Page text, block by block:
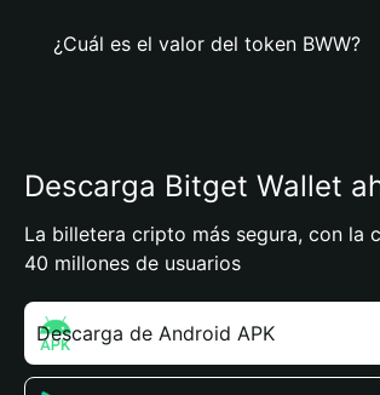
¿Cuál es el valor del token BWW?
Descarga Bitget Wallet
La billetera cripto más segura, con la
40 millones de usuarios
Descarga de Android APK